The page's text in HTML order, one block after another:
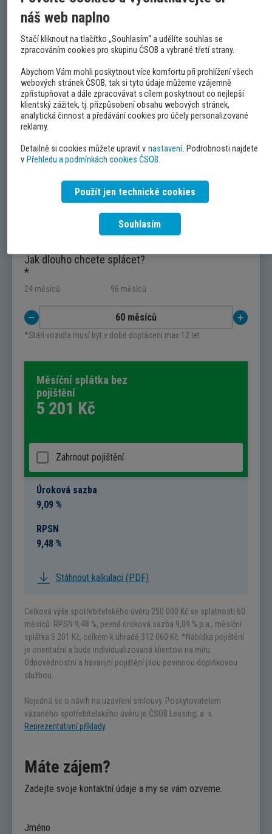
70 000 Kč 10 000 000 Kč
Stáří vozidla
Nové 10 let
450 000 Kč
Jak dlouho chcete splácet?
*
24 měsíců 96 měsíců
*Stáří vozidla musí být v době doplácení max 12 let
Měsíční splátka bez
pojištění
5 201 Kč
Zahrnout pojištění
Úroková sazba
9,09 %
RPSN
9,48 %
Stáhnout kalkulaci (PDF)
Celková výše spotřebitelského úvěru 250 000 Kč se splatností 60
měsíců: RPSN 9,48 %, pevná úroková sazba 9,09 % p.a., měsíční
splátka 5 201 Kč, celkem k úhradě 312 060 Kč. *Nabídka pojištění
je orientační a bude individualizovaná klientovi na míru.
Odpovědnostní a havarijní pojištění jsou povinnou doplňkovou
službou.
Nejedná se o návrh na uzavření smlouvy. Poskytovatelem
vázaného spotřebitelského úvěru je ČSOB Leasing, a. s.
Reprezentativní příklady
Máte zájem?
Zadejte svoje kontaktní údaje a my se vám ozveme.
Jméno
náš web naplno
Stačí kliknout na tlačítko „Souhlasím“ a udělíte souhlas se
zpracováním cookies pro skupinu ČSOB a vybrané třetí strany.
Abychom Vám mohli poskytnout více komfortu při prohlížení všech
webových stránek ČSOB, tak si tyto údaje můžeme vzájemně
zpřístupňovat a dále zpracovávat s cílem poskytnout co nejlepší
klientský zážitek, tj. přizpůsobení obsahu webových stránek,
analytická činnost a předávání cookies pro účely personalizované
reklamy.
Detailně si cookies můžete upravit v nastavení. Podrobnosti najdete
v Přehledu a podmínkách cookies ČSOB.
Použít jen technické cookies
Souhlasím